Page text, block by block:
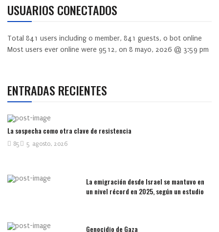
USUARIOS CONECTADOS
Total 841 users including 0 member, 841 guests, 0 bot online
Most users ever online were 9512, on 8 mayo, 2026 @ 3:59 pm
ENTRADAS RECIENTES
La sospecha como otra clave de resistencia
5 agosto, 2026
85
La emigración desde Israel se mantuvo en
un nivel récord en 2025, según un estudio
Genocidio de Gaza